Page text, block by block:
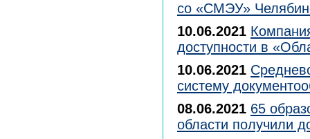
со «СМЭУ»
10.06.2021
доступности в
10.06.2021
систему
08.06.2021 65
области получили